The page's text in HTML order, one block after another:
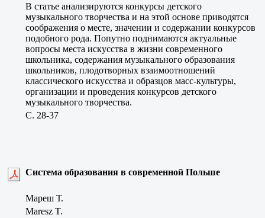
В статье анализируются конкурсы детского
музыкального творчества и на этой основе приводятся
соображения о месте, значении и содержании конкурсов
подобного рода. Попутно поднимаются актуальные
вопросы места искусства в жизни современного
школьника, содержания музыкального образования
школьников, плодотворных взаимоотношений
классического искусства и образцов масс-культуры,
организации и проведения конкурсов детского
музыкального творчества.
C. 28-37
Cистема образования в современной Польше
Мареш Т.
Maresz T.